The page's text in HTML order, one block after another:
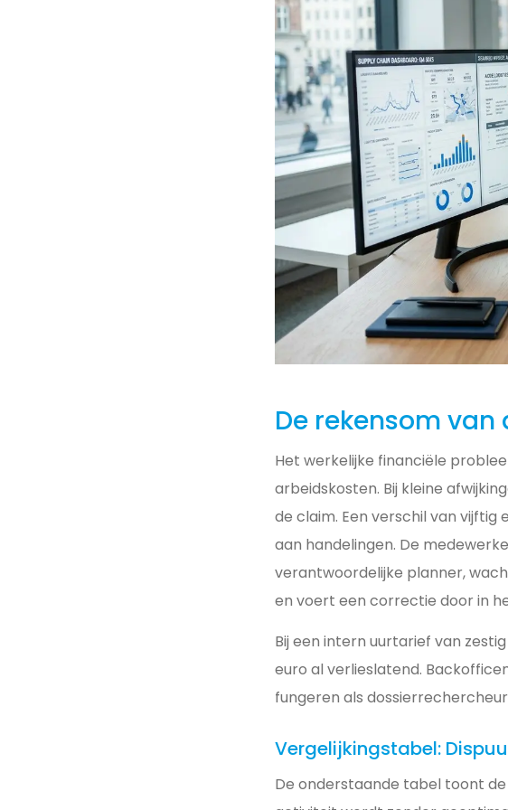
De rekensom
Het werkelijke financiële
arbeidskosten. Bij kleine
de claim. Een verschil van
aan handelingen. De
verantwoordelijke planner,
en voert een correctie door in
Bij een intern uurtarief van
euro al verlieslatend.
fungeren als
Vergelijkingstabel:
De onderstaande tabel toont